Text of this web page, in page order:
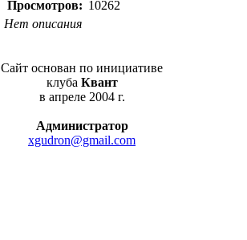
Просмотров: 10262
Нет описания
Сайт основан по инициативе
клуба Квант
в апреле 2004 г.
Администратор
xgudron@gmail.com